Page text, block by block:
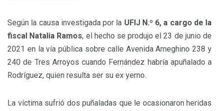
Según la causa investigada por la UFIJ N.º 6, a cargo de la
fiscal Natalia Ramos, el hecho se produjo el 23 de junio de
2021 en la vía pública sobre calle Avenida Ameghino 238 y
240 de Tres Arroyos cuando Fernández habría apuñalado a
Rodríguez, quien resulta ser su ex yerno.
La víctima sufrió dos puñaladas que le ocasionaron heridas